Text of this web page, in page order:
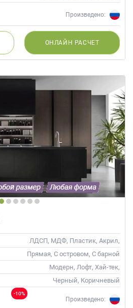
Слоновая кость, Кремовый
Произведено:
ОНЛАЙН РАСЧЕТ
ЛДСП, МДФ, Пластик, Акрил,
Пленка, Alvic / УФ лак,
Матовые, Эмаль, Шпон
Прямая, С островом, С барной
стойкой
Модерн, Лофт, Хай-тек,
Современные
Черный, Коричневый
-10%
Произведено: